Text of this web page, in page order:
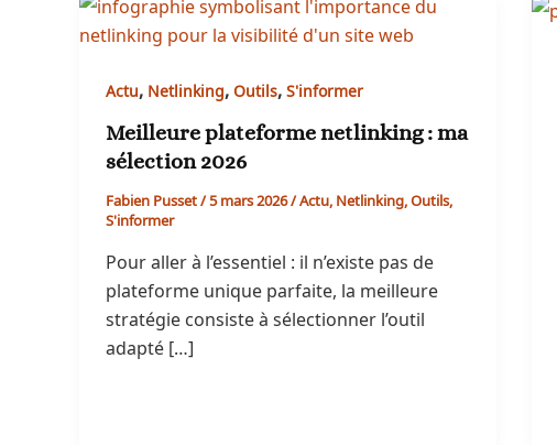
Actu, Netlinking,Outils,S'informer
Meilleure plateforme netlinking : ma
sélection 2026
Fabien Pusset/5 mars 2026/Actu,Netlinking,Outils,
S'informer
Pour aller à l’essentiel : il n’existe pas de
plateforme unique parfaite, la meilleure
stratégie consiste à sélectionner l’outil
adapté […]